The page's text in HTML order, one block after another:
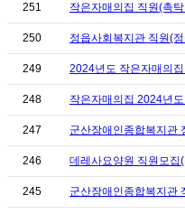
251 작은자매의집 직원(촉
250 정읍사회복지관 직원(
249 2024년도 작은자매의
248 작은자매의집 2024년
247 군산장애인종합복지관
246 데레사요양원 직원모집
245 군산장애인종합복지관